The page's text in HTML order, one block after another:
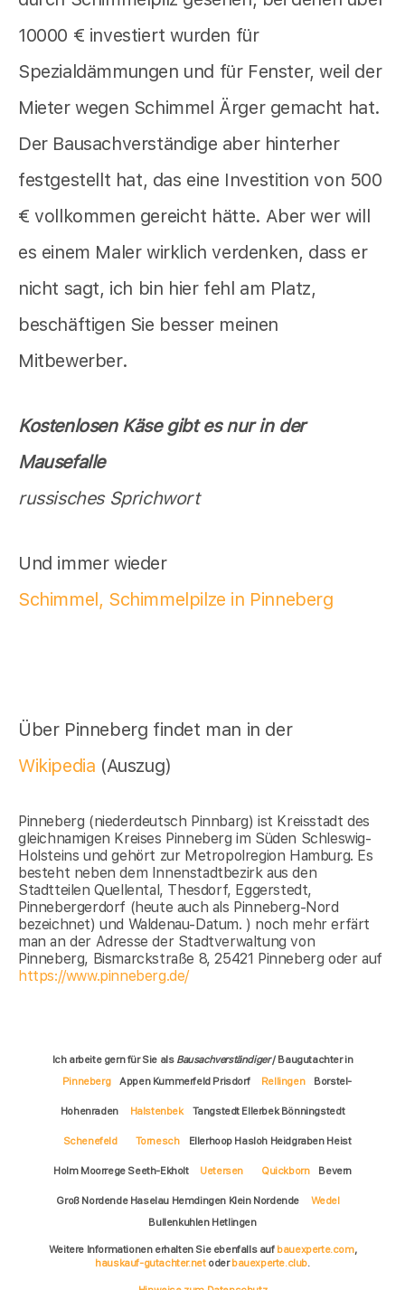
10000 € investiert wurden für
Spezialdämmungen und für Fenster, weil der
Mieter wegen Schimmel Ärger gemacht hat.
Der Bausachverständige aber hinterher
festgestellt hat, das eine Investition von 500
€ vollkommen gereicht hätte. Aber wer will
es einem Maler wirklich verdenken, dass er
nicht sagt, ich bin hier fehl am Platz,
beschäftigen Sie besser meinen
Mitbewerber.
Kostenlosen Käse gibt es nur in der
Mausefalle
russisches Sprichwort
Und immer wieder
Schimmel, Schimmelpilze in Pinneberg
Über Pinneberg findet man in der
Wikipedia (Auszug)
Pinneberg (niederdeutsch Pinnbarg) ist Kreisstadt des
gleichnamigen Kreises Pinneberg im Süden Schleswig-
Holsteins und gehört zur Metropolregion Hamburg. Es
besteht neben dem Innenstadtbezirk aus den
Stadtteilen Quellental, Thesdorf, Eggerstedt,
Pinnebergerdorf (heute auch als Pinneberg-Nord
bezeichnet) und Waldenau-Datum. ) noch mehr erfärt
man an der Adresse der Stadtverwaltung von
Pinneberg, Bismarckstraße 8, 25421 Pinneberg oder auf
https://www.pinneberg.de/
Ich arbeite gern für Sie als Bausachverständiger/ Baugutachter in
Pinneberg
Appen Kummerfeld Prisdorf Rellingen Borstel-
Hohenraden Halstenbek Tangstedt Ellerbek Bönningstedt
Schenefeld Tornesch Ellerhoop Hasloh Heidgraben Heist
Holm Moorrege Seeth-Ekholt Uetersen Quickborn Bevern
Groß Nordende Haselau Hemdingen Klein Nordende
Wedel
Bullenkuhlen Hetlingen
Weitere Informationen erhalten Sie ebenfalls auf bauexperte.com,
hauskauf-gutachter.netoderbauexperte.club.